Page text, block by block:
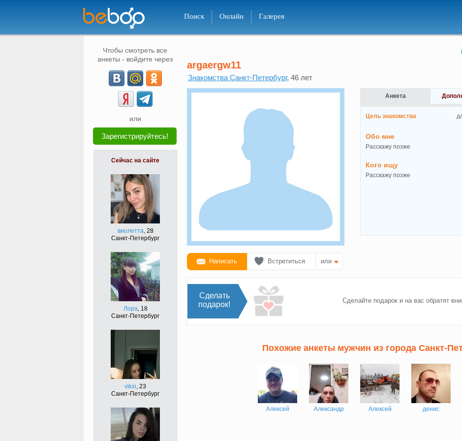
Поиск Онлайн Галерея
Чтобы смотреть все
анкеты - войдите через
или
Зарегистрируйтесь!
Сейчас на сайте
виолетта, 28
Санкт-Петербург
Лора, 18
Санкт-Петербург
vikxi, 23
Санкт-Петербург
argaergw11
Знакомства Санкт-Петербург, 46 лет
Написать Встретиться или
Анкета
Цель знакомства
Обо мне
Расскажу позже
Кого ищу
Расскажу позже
Сделать
подарок!
Сделайте подарок и на вас обратят
Похожие анкеты мужчин из города Санкт-
Алексей Александр Алексей денис